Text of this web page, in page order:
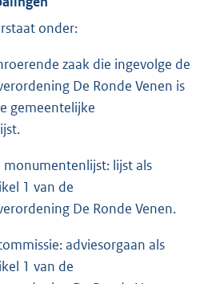
onder:
zaak die ingevolge de
De Ronde Venen is
gemeentelijke
monumentenlijst: lijst als
1 van de
De Ronde Venen.
adviesorgaan als
1 van de